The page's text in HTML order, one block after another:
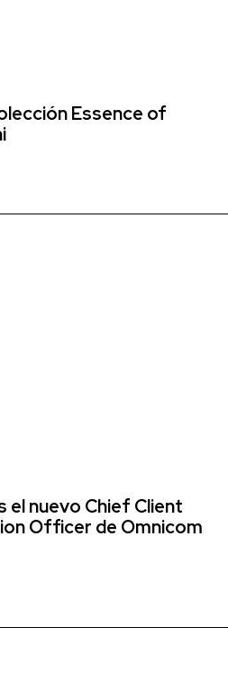
Essence of
el nuevo Chief Client
Officer de Omnicom